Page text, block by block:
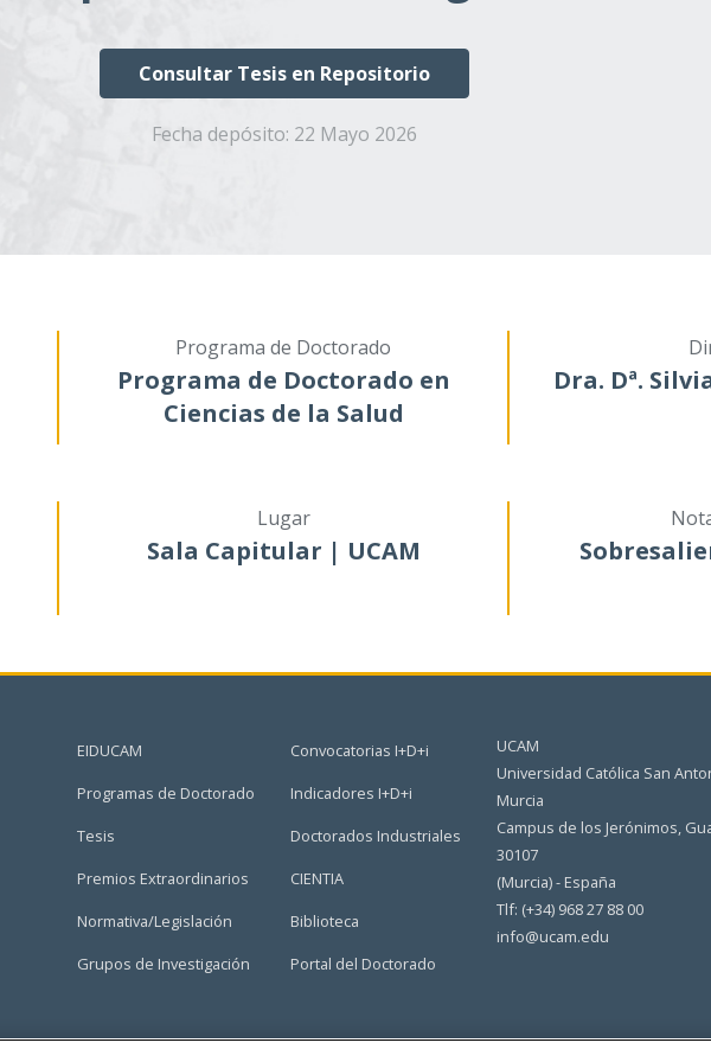
Consultar Tesis en Repositorio
Fecha depósito: 22 Mayo 2026
Programa de Doctorado
Programa de Doctorado en
Ciencias de la Salud
Dra. Dª.
Lugar
Sala Capitular | UCAM
EIDUCAM
Programas de Doctorado
Tesis
Premios Extraordinarios
Normativa/Legislación
Grupos de Investigación
Convocatorias I+D+i
Indicadores I+D+i
Doctorados Industriales
CIENTIA
Biblioteca
Portal del Doctorado
UCAM
Universidad Católica San
Murcia
Campus de los Jerónimos,
30107
(Murcia) - España
Tlf: (+34) 968 27 88 00
info@ucam.edu